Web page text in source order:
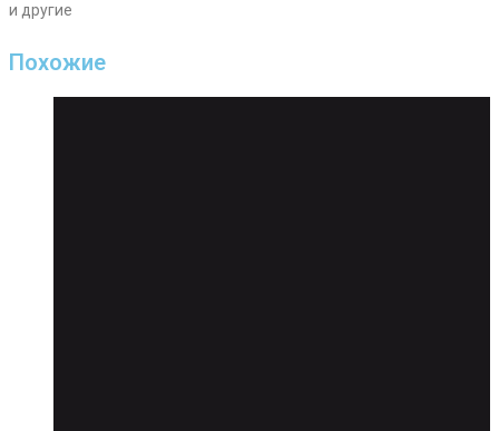
и другие
Похожие